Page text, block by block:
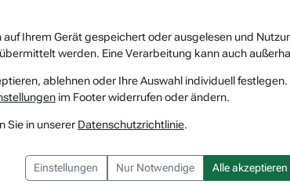
USA: Verizon
Cleveland-
Ihrem Gerät gespeichert oder ausgelesen und
werden. Eine Verarbeitung kann auch
ablehnen oder Ihre Auswahl individuell
im Footer widerrufen oder ändern.
Sie in unserer Datenschutzrichtlinie.
Einstellungen Nur Notwendige Alle akzeptieren